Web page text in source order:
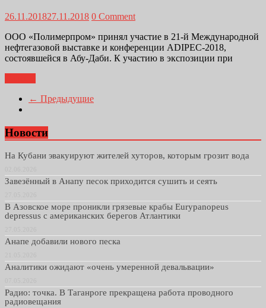
26.11.201827.11.2018 0 Comment
ООО «Полимерпром» принял участие в 21-й Международной
нефтегазовой выставке и конференции ADIPEC-2018,
состоявшейся в Абу-Даби. К участию в экспозиции при
← Предыдущие
Новости
На Кубани эвакуируют жителей хуторов, которым грозит вода
Завезённый в Анапу песок приходится сушить и сеять
В Азовское море проникли грязевые крабы Eurypanopeus
depressus с американских берегов Атлантики
Анапе добавили нового песка
Аналитики ожидают «очень умеренной девальвации»
Радио: точка. В Таганроге прекращена работа проводного
радиовещания